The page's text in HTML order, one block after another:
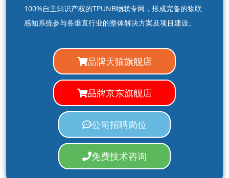
100%自主知识产权的TPUNB物联专网，形成完备的物联
感知系统参与各垂直行业的整体解决方案及项目建设。
品牌天猫旗舰店
品牌京东旗舰店
公司招聘岗位
免费技术咨询